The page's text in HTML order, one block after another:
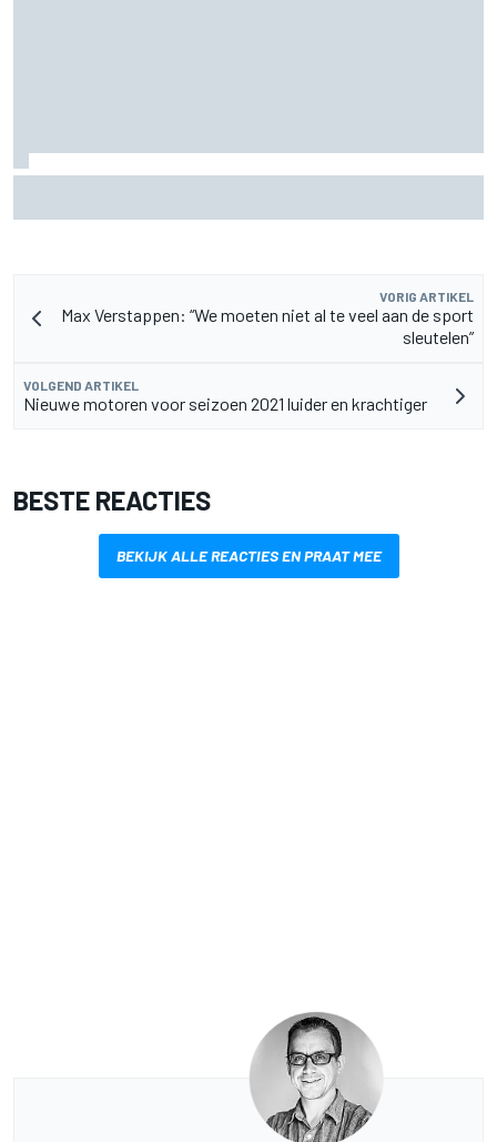
VORIG ARTIKEL
Max Verstappen: “We moeten niet al te veel aan de sport
sleutelen”
VOLGEND ARTIKEL
Nieuwe motoren voor seizoen 2021 luider en krachtiger
BESTE REACTIES
BEKIJK ALLE REACTIES EN PRAAT MEE